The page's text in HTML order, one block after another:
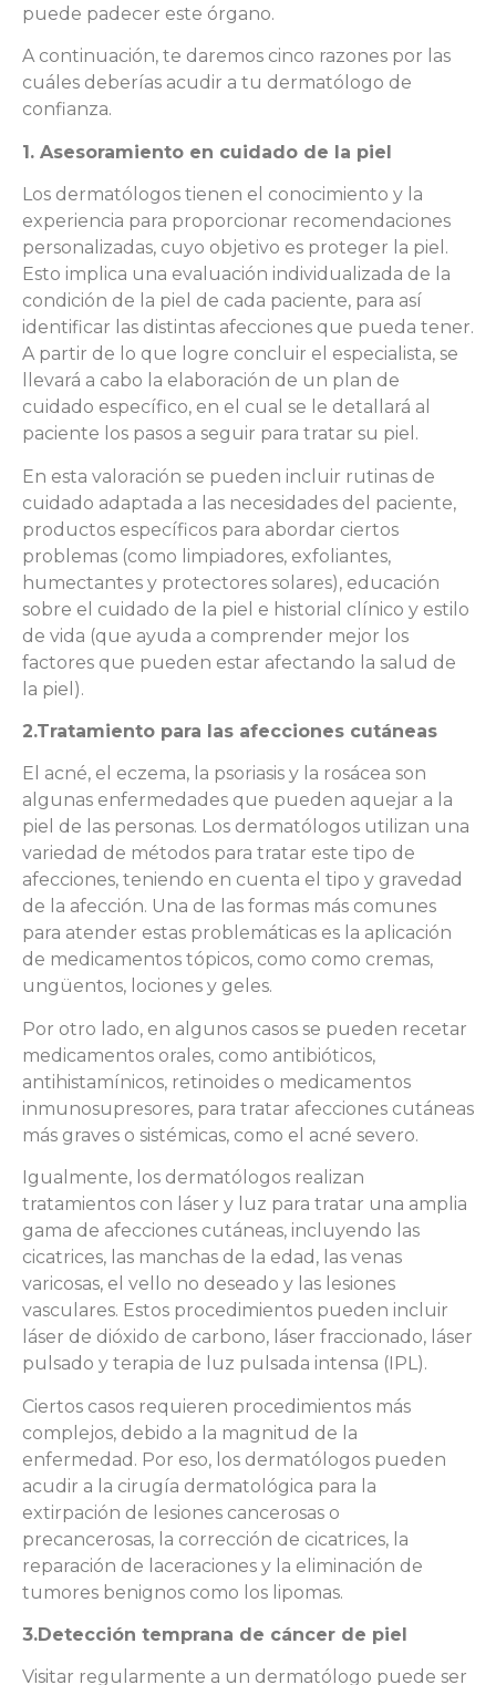
puede padecer este órgano.
A continuación, te daremos cinco razones por las
cuáles deberías acudir a tu dermatólogo de
confianza.
1. Asesoramiento en cuidado de la piel
Los dermatólogos tienen el conocimiento y la
experiencia para proporcionar recomendaciones
personalizadas, cuyo objetivo es proteger la piel.
Esto implica una evaluación individualizada de la
condición de la piel de cada paciente, para así
identificar las distintas afecciones que pueda tener.
A partir de lo que logre concluir el especialista, se
llevará a cabo la elaboración de un plan de
cuidado específico, en el cual se le detallará al
paciente los pasos a seguir para tratar su piel.
En esta valoración se pueden incluir rutinas de
cuidado adaptada a las necesidades del paciente,
productos específicos para abordar ciertos
problemas (como limpiadores, exfoliantes,
humectantes y protectores solares), educación
sobre el cuidado de la piel e historial clínico y estilo
de vida (que ayuda a comprender mejor los
factores que pueden estar afectando la salud de
la piel).
2.Tratamiento para las afecciones cutáneas
El acné, el eczema, la psoriasis y la rosácea son
algunas enfermedades que pueden aquejar a la
piel de las personas. Los dermatólogos utilizan una
variedad de métodos para tratar este tipo de
afecciones, teniendo en cuenta el tipo y gravedad
de la afección. Una de las formas más comunes
para atender estas problemáticas es la aplicación
de medicamentos tópicos, como como cremas,
ungüentos, lociones y geles.
Por otro lado, en algunos casos se pueden recetar
medicamentos orales, como antibióticos,
antihistamínicos, retinoides o medicamentos
inmunosupresores, para tratar afecciones cutáneas
más graves o sistémicas, como el acné severo.
Igualmente, los dermatólogos realizan
tratamientos con láser y luz para tratar una amplia
gama de afecciones cutáneas, incluyendo las
cicatrices, las manchas de la edad, las venas
varicosas, el vello no deseado y las lesiones
vasculares. Estos procedimientos pueden incluir
láser de dióxido de carbono, láser fraccionado, láser
pulsado y terapia de luz pulsada intensa (IPL).
Ciertos casos requieren procedimientos más
complejos, debido a la magnitud de la
enfermedad. Por eso, los dermatólogos pueden
acudir a la cirugía dermatológica para la
extirpación de lesiones cancerosas o
precancerosas, la corrección de cicatrices, la
reparación de laceraciones y la eliminación de
tumores benignos como los lipomas.
3.Detección temprana de cáncer de piel
Visitar regularmente a un dermatólogo puede ser